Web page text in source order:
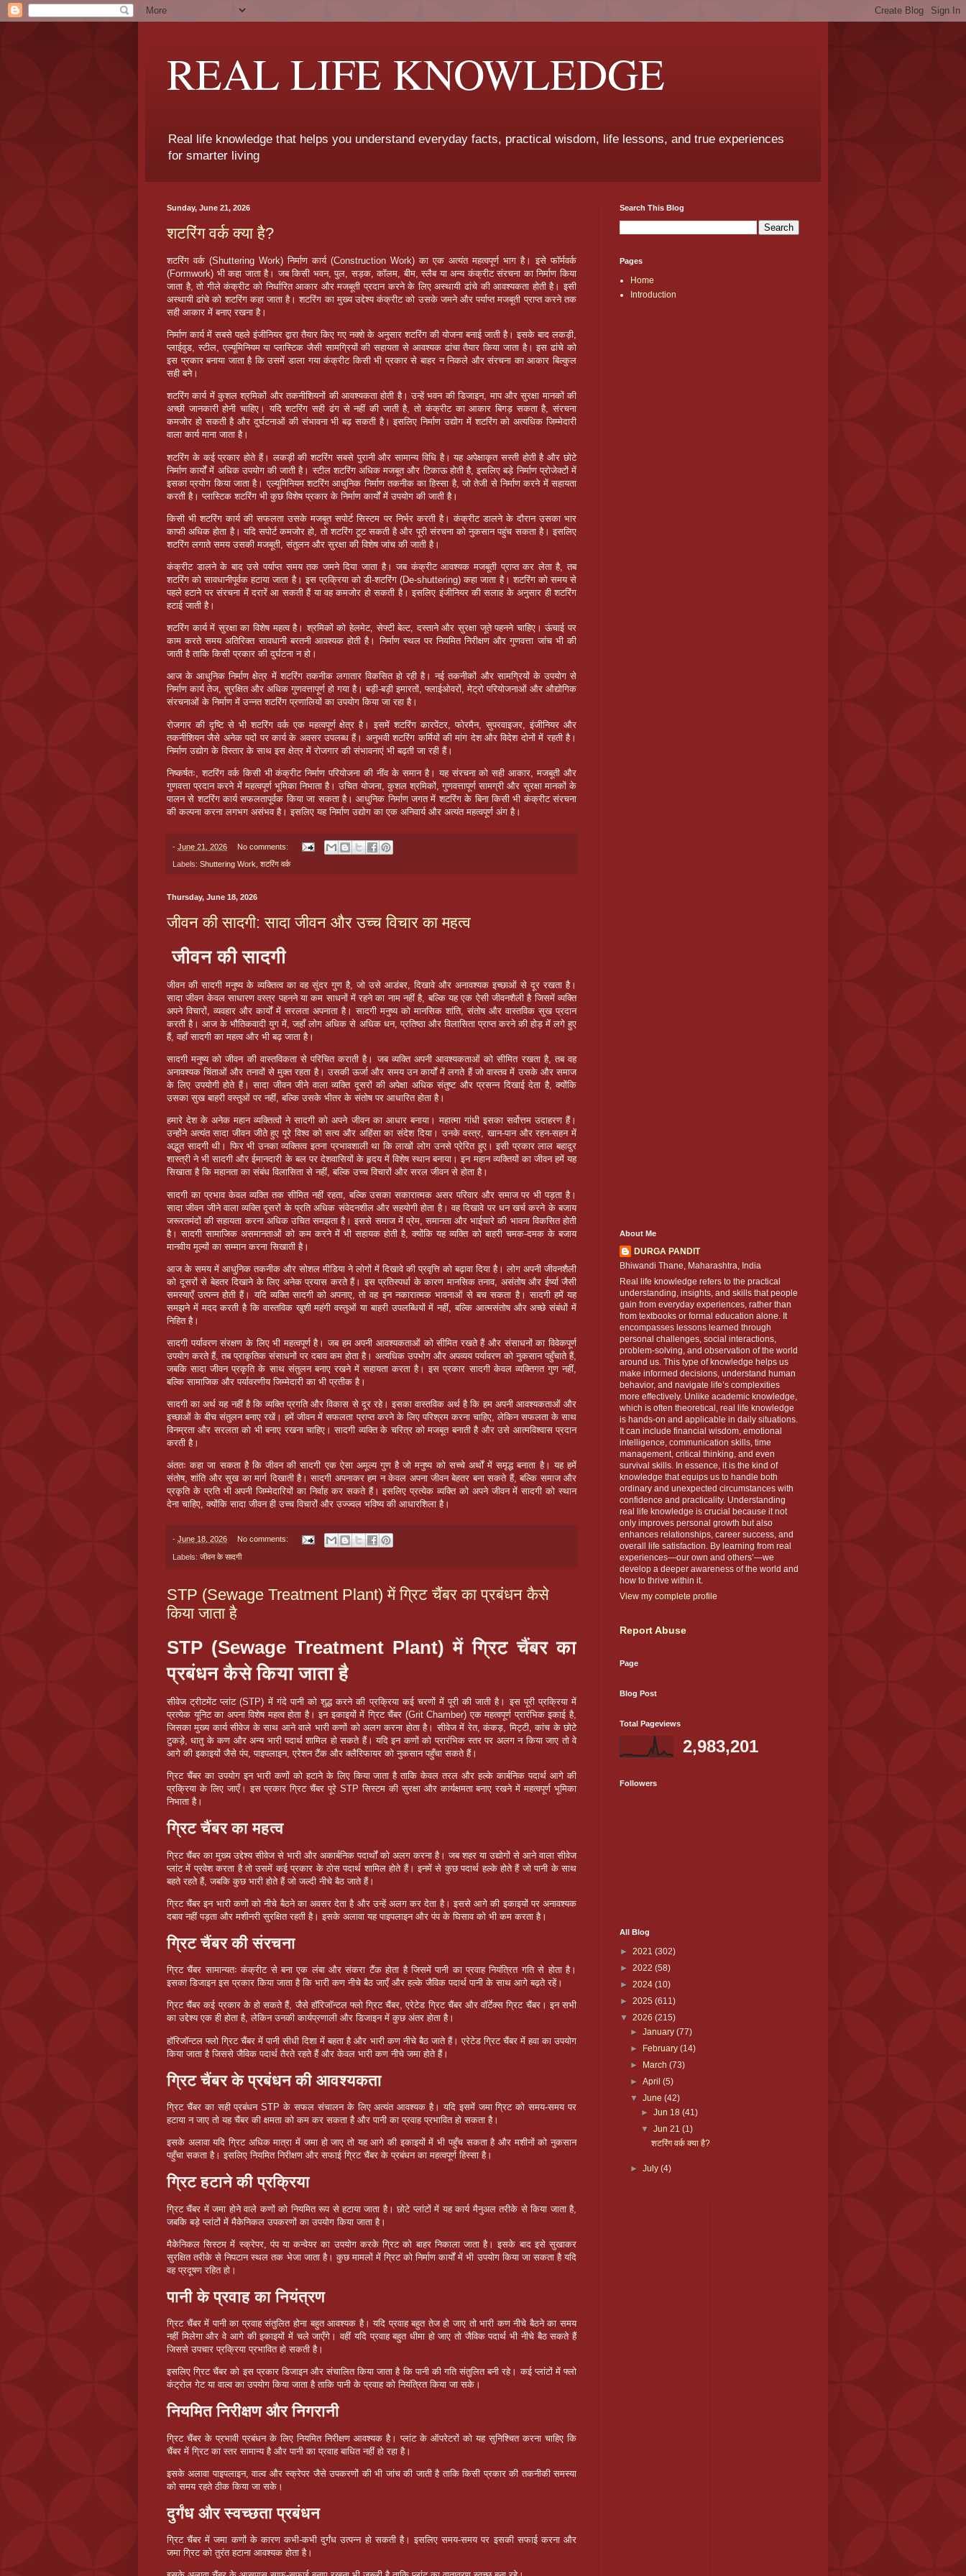
REAL LIFE KNOWLEDGE
Real life knowledge that helps you understand everyday facts, practical wisdom, life lessons, and true experiences
for smarter living
Sunday, June 21, 2026
शटरिंग वर्क क्या है?
शटरिंग वर्क (Shuttering Work) निर्माण कार्य (Construction Work) का एक अत्यंत महत्वपूर्ण भाग है। इसे फॉर्मवर्क
(Formwork) भी कहा जाता है। जब किसी भवन, पुल, सड़क, कॉलम, बीम, स्लैब या अन्य कंक्रीट संरचना का निर्माण किया
जाता है, तो गीले कंक्रीट को निर्धारित आकार और मजबूती प्रदान करने के लिए अस्थायी ढांचे की आवश्यकता होती है। इसी
अस्थायी ढांचे को शटरिंग कहा जाता है। शटरिंग का मुख्य उद्देश्य कंक्रीट को उसके जमने और पर्याप्त मजबूती प्राप्त करने तक
सही आकार में बनाए रखना है।
निर्माण कार्य में सबसे पहले इंजीनियर द्वारा तैयार किए गए नक्शे के अनुसार शटरिंग की योजना बनाई जाती है। इसके बाद लकड़ी,
प्लाईवुड, स्टील, एल्यूमिनियम या प्लास्टिक जैसी सामग्रियों की सहायता से आवश्यक ढांचा तैयार किया जाता है। इस ढांचे को
इस प्रकार बनाया जाता है कि उसमें डाला गया कंक्रीट किसी भी प्रकार से बाहर न निकले और संरचना का आकार बिल्कुल
सही बने।
शटरिंग कार्य में कुशल श्रमिकों और तकनीशियनों की आवश्यकता होती है। उन्हें भवन की डिजाइन, माप और सुरक्षा मानकों की
अच्छी जानकारी होनी चाहिए। यदि शटरिंग सही ढंग से नहीं की जाती है, तो कंक्रीट का आकार बिगड़ सकता है, संरचना
कमजोर हो सकती है और दुर्घटनाओं की संभावना भी बढ़ सकती है। इसलिए निर्माण उद्योग में शटरिंग को अत्यधिक जिम्मेदारी
वाला कार्य माना जाता है।
शटरिंग के कई प्रकार होते हैं। लकड़ी की शटरिंग सबसे पुरानी और सामान्य विधि है। यह अपेक्षाकृत सस्ती होती है और छोटे
निर्माण कार्यों में अधिक उपयोग की जाती है। स्टील शटरिंग अधिक मजबूत और टिकाऊ होती है, इसलिए बड़े निर्माण प्रोजेक्टों में
इसका प्रयोग किया जाता है। एल्यूमिनियम शटरिंग आधुनिक निर्माण तकनीक का हिस्सा है, जो तेजी से निर्माण करने में सहायता
करती है। प्लास्टिक शटरिंग भी कुछ विशेष प्रकार के निर्माण कार्यों में उपयोग की जाती है।
किसी भी शटरिंग कार्य की सफलता उसके मजबूत सपोर्ट सिस्टम पर निर्भर करती है। कंक्रीट डालने के दौरान उसका भार
काफी अधिक होता है। यदि सपोर्ट कमजोर हो, तो शटरिंग टूट सकती है और पूरी संरचना को नुकसान पहुंच सकता है। इसलिए
शटरिंग लगाते समय उसकी मजबूती, संतुलन और सुरक्षा की विशेष जांच की जाती है।
कंक्रीट डालने के बाद उसे पर्याप्त समय तक जमने दिया जाता है। जब कंक्रीट आवश्यक मजबूती प्राप्त कर लेता है, तब
शटरिंग को सावधानीपूर्वक हटाया जाता है। इस प्रक्रिया को डी-शटरिंग (De-shuttering) कहा जाता है। शटरिंग को समय से
पहले हटाने पर संरचना में दरारें आ सकती हैं या वह कमजोर हो सकती है। इसलिए इंजीनियर की सलाह के अनुसार ही शटरिंग
हटाई जाती है।
शटरिंग कार्य में सुरक्षा का विशेष महत्व है। श्रमिकों को हेलमेट, सेफ्टी बेल्ट, दस्ताने और सुरक्षा जूते पहनने चाहिए। ऊंचाई पर
काम करते समय अतिरिक्त सावधानी बरतनी आवश्यक होती है। निर्माण स्थल पर नियमित निरीक्षण और गुणवत्ता जांच भी की
जाती है ताकि किसी प्रकार की दुर्घटना न हो।
आज के आधुनिक निर्माण क्षेत्र में शटरिंग तकनीक लगातार विकसित हो रही है। नई तकनीकों और सामग्रियों के उपयोग से
निर्माण कार्य तेज, सुरक्षित और अधिक गुणवत्तापूर्ण हो गया है। बड़ी-बड़ी इमारतों, फ्लाईओवरों, मेट्रो परियोजनाओं और औद्योगिक
संरचनाओं के निर्माण में उन्नत शटरिंग प्रणालियों का उपयोग किया जा रहा है।
रोजगार की दृष्टि से भी शटरिंग वर्क एक महत्वपूर्ण क्षेत्र है। इसमें शटरिंग कारपेंटर, फोरमैन, सुपरवाइजर, इंजीनियर और
तकनीशियन जैसे अनेक पदों पर कार्य के अवसर उपलब्ध हैं। अनुभवी शटरिंग कर्मियों की मांग देश और विदेश दोनों में रहती है।
निर्माण उद्योग के विस्तार के साथ इस क्षेत्र में रोजगार की संभावनाएं भी बढ़ती जा रही हैं।
निष्कर्षतः, शटरिंग वर्क किसी भी कंक्रीट निर्माण परियोजना की नींव के समान है। यह संरचना को सही आकार, मजबूती और
गुणवत्ता प्रदान करने में महत्वपूर्ण भूमिका निभाता है। उचित योजना, कुशल श्रमिकों, गुणवत्तापूर्ण सामग्री और सुरक्षा मानकों के
पालन से शटरिंग कार्य सफलतापूर्वक किया जा सकता है। आधुनिक निर्माण जगत में शटरिंग के बिना किसी भी कंक्रीट संरचना
की कल्पना करना लगभग असंभव है। इसलिए यह निर्माण उद्योग का एक अनिवार्य और अत्यंत महत्वपूर्ण अंग है।
- June 21, 2026 No comments:
Labels: Shuttering Work शटरिंग वर्क
Thursday, June 18, 2026
जीवन की सादगी: सादा जीवन और उच्च विचार का महत्व
जीवन की सादगी
जीवन की सादगी मनुष्य के व्यक्तित्व का वह सुंदर गुण है, जो उसे आडंबर, दिखावे और अनावश्यक इच्छाओं से दूर रखता है।
सादा जीवन केवल साधारण वस्त्र पहनने या कम साधनों में रहने का नाम नहीं है, बल्कि यह एक ऐसी जीवनशैली है जिसमें व्यक्ति
अपने विचारों, व्यवहार और कार्यों में सरलता अपनाता है। सादगी मनुष्य को मानसिक शांति, संतोष और वास्तविक सुख प्रदान
करती है। आज के भौतिकवादी युग में, जहाँ लोग अधिक से अधिक धन, प्रतिष्ठा और विलासिता प्राप्त करने की होड़ में लगे हुए
हैं, वहाँ सादगी का महत्व और भी बढ़ जाता है।
सादगी मनुष्य को जीवन की वास्तविकता से परिचित कराती है। जब व्यक्ति अपनी आवश्यकताओं को सीमित रखता है, तब वह
अनावश्यक चिंताओं और तनावों से मुक्त रहता है। उसकी ऊर्जा और समय उन कार्यों में लगते हैं जो वास्तव में उसके और समाज
के लिए उपयोगी होते हैं। सादा जीवन जीने वाला व्यक्ति दूसरों की अपेक्षा अधिक संतुष्ट और प्रसन्न दिखाई देता है, क्योंकि
उसका सुख बाहरी वस्तुओं पर नहीं, बल्कि उसके भीतर के संतोष पर आधारित होता है।
हमारे देश के अनेक महान व्यक्तित्वों ने सादगी को अपने जीवन का आधार बनाया। महात्मा गांधी इसका सर्वोत्तम उदाहरण हैं।
उन्होंने अत्यंत सादा जीवन जीते हुए पूरे विश्व को सत्य और अहिंसा का संदेश दिया। उनके वस्त्र, खान-पान और रहन-सहन में
अद्भुत सादगी थी। फिर भी उनका व्यक्तित्व इतना प्रभावशाली था कि लाखों लोग उनसे प्रेरित हुए। इसी प्रकार लाल बहादुर
शास्त्री ने भी सादगी और ईमानदारी के बल पर देशवासियों के हृदय में विशेष स्थान बनाया। इन महान व्यक्तियों का जीवन हमें यह
सिखाता है कि महानता का संबंध विलासिता से नहीं, बल्कि उच्च विचारों और सरल जीवन से होता है।
सादगी का प्रभाव केवल व्यक्ति तक सीमित नहीं रहता, बल्कि उसका सकारात्मक असर परिवार और समाज पर भी पड़ता है।
सादा जीवन जीने वाला व्यक्ति दूसरों के प्रति अधिक संवेदनशील और सहयोगी होता है। वह दिखावे पर धन खर्च करने के बजाय
जरूरतमंदों की सहायता करना अधिक उचित समझता है। इससे समाज में प्रेम, समानता और भाईचारे की भावना विकसित होती
है। सादगी सामाजिक असमानताओं को कम करने में भी सहायक होती है, क्योंकि यह व्यक्ति को बाहरी चमक-दमक के बजाय
मानवीय मूल्यों का सम्मान करना सिखाती है।
आज के समय में आधुनिक तकनीक और सोशल मीडिया ने लोगों में दिखावे की प्रवृत्ति को बढ़ावा दिया है। लोग अपनी जीवनशैली
को दूसरों से बेहतर दिखाने के लिए अनेक प्रयास करते हैं। इस प्रतिस्पर्धा के कारण मानसिक तनाव, असंतोष और ईर्ष्या जैसी
समस्याएँ उत्पन्न होती हैं। यदि व्यक्ति सादगी को अपनाए, तो वह इन नकारात्मक भावनाओं से बच सकता है। सादगी हमें यह
समझने में मदद करती है कि वास्तविक खुशी महंगी वस्तुओं या बाहरी उपलब्धियों में नहीं, बल्कि आत्मसंतोष और अच्छे संबंधों में
निहित है।
सादगी पर्यावरण संरक्षण के लिए भी महत्वपूर्ण है। जब हम अपनी आवश्यकताओं को सीमित रखते हैं और संसाधनों का विवेकपूर्ण
उपयोग करते हैं, तब प्राकृतिक संसाधनों पर दबाव कम होता है। अत्यधिक उपभोग और अपव्यय पर्यावरण को नुकसान पहुँचाते हैं,
जबकि सादा जीवन प्रकृति के साथ संतुलन बनाए रखने में सहायता करता है। इस प्रकार सादगी केवल व्यक्तिगत गुण नहीं,
बल्कि सामाजिक और पर्यावरणीय जिम्मेदारी का भी प्रतीक है।
सादगी का अर्थ यह नहीं है कि व्यक्ति प्रगति और विकास से दूर रहे। इसका वास्तविक अर्थ है कि हम अपनी आवश्यकताओं और
इच्छाओं के बीच संतुलन बनाए रखें। हमें जीवन में सफलता प्राप्त करने के लिए परिश्रम करना चाहिए, लेकिन सफलता के साथ
विनम्रता और सरलता को भी बनाए रखना चाहिए। सादगी व्यक्ति के चरित्र को मजबूत बनाती है और उसे आत्मविश्वास प्रदान
करती है।
अंततः कहा जा सकता है कि जीवन की सादगी एक ऐसा अमूल्य गुण है जो मनुष्य को सच्चे अर्थों में समृद्ध बनाता है। यह हमें
संतोष, शांति और सुख का मार्ग दिखाती है। सादगी अपनाकर हम न केवल अपना जीवन बेहतर बना सकते हैं, बल्कि समाज और
प्रकृति के प्रति भी अपनी जिम्मेदारियों का निर्वाह कर सकते हैं। इसलिए प्रत्येक व्यक्ति को अपने जीवन में सादगी को स्थान
देना चाहिए, क्योंकि सादा जीवन ही उच्च विचारों और उज्ज्वल भविष्य की आधारशिला है।
- June 18, 2026 No comments:
Labels: जीवन के सादगी
STP (Sewage Treatment Plant) में ग्रिट चैंबर का प्रबंधन कैसे
किया जाता है
STP (Sewage Treatment Plant) में ग्रिट चैंबर का
प्रबंधन कैसे किया जाता है
सीवेज ट्रीटमेंट प्लांट (STP) में गंदे पानी को शुद्ध करने की प्रक्रिया कई चरणों में पूरी की जाती है। इस पूरी प्रक्रिया में
प्रत्येक यूनिट का अपना विशेष महत्व होता है। इन इकाइयों में ग्रिट चैंबर (Grit Chamber) एक महत्वपूर्ण प्रारंभिक इकाई है,
जिसका मुख्य कार्य सीवेज के साथ आने वाले भारी कणों को अलग करना होता है। सीवेज में रेत, कंकड़, मिट्टी, कांच के छोटे
टुकड़े, धातु के कण और अन्य भारी पदार्थ शामिल हो सकते हैं। यदि इन कणों को प्रारंभिक स्तर पर अलग न किया जाए तो वे
आगे की इकाइयों जैसे पंप, पाइपलाइन, एरेशन टैंक और क्लैरिफायर को नुकसान पहुँचा सकते हैं।
ग्रिट चैंबर का उपयोग इन भारी कणों को हटाने के लिए किया जाता है ताकि केवल तरल और हल्के कार्बनिक पदार्थ आगे की
प्रक्रिया के लिए जाएँ। इस प्रकार ग्रिट चैंबर पूरे STP सिस्टम की सुरक्षा और कार्यक्षमता बनाए रखने में महत्वपूर्ण भूमिका
निभाता है।
ग्रिट चैंबर का महत्व
ग्रिट चैंबर का मुख्य उद्देश्य सीवेज से भारी और अकार्बनिक पदार्थों को अलग करना है। जब शहर या उद्योगों से आने वाला सीवेज
प्लांट में प्रवेश करता है तो उसमें कई प्रकार के ठोस पदार्थ शामिल होते हैं। इनमें से कुछ पदार्थ हल्के होते हैं जो पानी के साथ
बहते रहते हैं, जबकि कुछ भारी होते हैं जो जल्दी नीचे बैठ जाते हैं।
ग्रिट चैंबर इन भारी कणों को नीचे बैठने का अवसर देता है और उन्हें अलग कर देता है। इससे आगे की इकाइयों पर अनावश्यक
दबाव नहीं पड़ता और मशीनरी सुरक्षित रहती है। इसके अलावा यह पाइपलाइन और पंप के घिसाव को भी कम करता है।
ग्रिट चैंबर की संरचना
ग्रिट चैंबर सामान्यतः कंक्रीट से बना एक लंबा और संकरा टैंक होता है जिसमें पानी का प्रवाह नियंत्रित गति से होता है।
इसका डिजाइन इस प्रकार किया जाता है कि भारी कण नीचे बैठ जाएँ और हल्के जैविक पदार्थ पानी के साथ आगे बढ़ते रहें।
ग्रिट चैंबर कई प्रकार के हो सकते हैं, जैसे हॉरिजॉन्टल फ्लो ग्रिट चैंबर, एरेटेड ग्रिट चैंबर और वॉर्टेक्स ग्रिट चैंबर। इन सभी
का उद्देश्य एक ही होता है, लेकिन उनकी कार्यप्रणाली और डिजाइन में कुछ अंतर होता है।
हॉरिजॉन्टल फ्लो ग्रिट चैंबर में पानी सीधी दिशा में बहता है और भारी कण नीचे बैठ जाते हैं। एरेटेड ग्रिट चैंबर में हवा का उपयोग
किया जाता है जिससे जैविक पदार्थ तैरते रहते हैं और केवल भारी कण नीचे जमा होते हैं।
ग्रिट चैंबर के प्रबंधन की आवश्यकता
ग्रिट चैंबर का सही प्रबंधन STP के सफल संचालन के लिए अत्यंत आवश्यक है। यदि इसमें जमा ग्रिट को समय-समय पर
हटाया न जाए तो यह चैंबर की क्षमता को कम कर सकता है और पानी का प्रवाह प्रभावित हो सकता है।
इसके अलावा यदि ग्रिट अधिक मात्रा में जमा हो जाए तो यह आगे की इकाइयों में भी पहुँच सकता है और मशीनों को नुकसान
पहुँचा सकता है। इसलिए नियमित निरीक्षण और सफाई ग्रिट चैंबर के प्रबंधन का महत्वपूर्ण हिस्सा है।
ग्रिट हटाने की प्रक्रिया
ग्रिट चैंबर में जमा होने वाले कणों को नियमित रूप से हटाया जाता है। छोटे प्लांटों में यह कार्य मैनुअल तरीके से किया जाता है,
जबकि बड़े प्लांटों में मैकेनिकल उपकरणों का उपयोग किया जाता है।
मैकेनिकल सिस्टम में स्क्रेपर, पंप या कन्वेयर का उपयोग करके ग्रिट को बाहर निकाला जाता है। इसके बाद इसे सुखाकर
सुरक्षित तरीके से निपटान स्थल तक भेजा जाता है। कुछ मामलों में ग्रिट को निर्माण कार्यों में भी उपयोग किया जा सकता है यदि
वह प्रदूषण रहित हो।
पानी के प्रवाह का नियंत्रण
ग्रिट चैंबर में पानी का प्रवाह संतुलित होना बहुत आवश्यक है। यदि प्रवाह बहुत तेज हो जाए तो भारी कण नीचे बैठने का समय
नहीं मिलेगा और वे आगे की इकाइयों में चले जाएँगे। वहीं यदि प्रवाह बहुत धीमा हो जाए तो जैविक पदार्थ भी नीचे बैठ सकते हैं
जिससे उपचार प्रक्रिया प्रभावित हो सकती है।
इसलिए ग्रिट चैंबर को इस प्रकार डिजाइन और संचालित किया जाता है कि पानी की गति संतुलित बनी रहे। कई प्लांटों में फ्लो
कंट्रोल गेट या वाल्व का उपयोग किया जाता है ताकि पानी के प्रवाह को नियंत्रित किया जा सके।
नियमित निरीक्षण और निगरानी
ग्रिट चैंबर के प्रभावी प्रबंधन के लिए नियमित निरीक्षण आवश्यक है। प्लांट के ऑपरेटरों को यह सुनिश्चित करना चाहिए कि
चैंबर में ग्रिट का स्तर सामान्य है और पानी का प्रवाह बाधित नहीं हो रहा है।
इसके अलावा पाइपलाइन, वाल्व और स्क्रेपर जैसे उपकरणों की भी जांच की जाती है ताकि किसी प्रकार की तकनीकी समस्या
को समय रहते ठीक किया जा सके।
दुर्गंध और स्वच्छता प्रबंधन
ग्रिट चैंबर में जमा कणों के कारण कभी-कभी दुर्गंध उत्पन्न हो सकती है। इसलिए समय-समय पर इसकी सफाई करना और
जमा ग्रिट को तुरंत हटाना आवश्यक होता है।
Search This Blog
Pages
Home
Introduction
About Me
DURGA PANDIT
Bhiwandi Thane, Maharashtra, India
Real life knowledge refers to the practical
understanding, insights, and skills that people
gain from everyday experiences, rather than
from textbooks or formal education alone. It
encompasses lessons learned through
personal challenges, social interactions,
problem-solving, and observation of the world
around us. This type of knowledge helps us
make informed decisions, understand human
behavior, and navigate life’s complexities
more effectively. Unlike academic knowledge,
which is often theoretical, real life knowledge
is hands-on and applicable in daily situations.
It can include financial wisdom, emotional
intelligence, communication skills, time
management, critical thinking, and even
survival skills. In essence, it is the kind of
knowledge that equips us to handle both
ordinary and unexpected circumstances with
confidence and practicality. Understanding
real life knowledge is crucial because it not
only improves personal growth but also
enhances relationships, career success, and
overall life satisfaction. By learning from real
experiences—our own and others’—we
develop a deeper awareness of the world and
how to thrive within it.
View my complete profile
Report Abuse
Page
Blog Post
Total Pageviews
2,983,201
Followers
All Blog
► 2021 (302)
► 2022 (58)
► 2024 (10)
► 2025 (611)
▼ 2026 (215)
►January(77)
►
February(14)
►
March(73)
►April(5)
▼June(42)
► Jun 18 (41)
▼ Jun 21 (1)
शटरिंग वर्क क्या है?
►July(4)